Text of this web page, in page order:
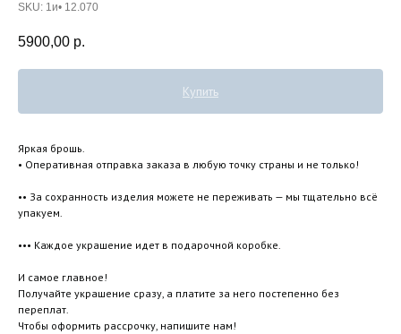
SKU: 1и• 12.070
5900,00 р.
Купить
Яркая брошь.
• Оперативная отправка заказа в любую точку страны и не только!
•• За сохранность изделия можете не переживать — мы тщательно всё
упакуем.
••• Каждое украшение идет в подарочной коробке.
И самое главное!
Получайте украшение сразу, а платите за него постепенно без
переплат.
Чтобы оформить рассрочку, напишите нам!